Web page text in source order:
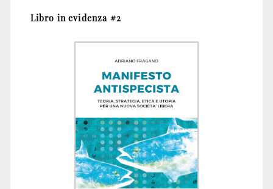
Libro in evidenza #2